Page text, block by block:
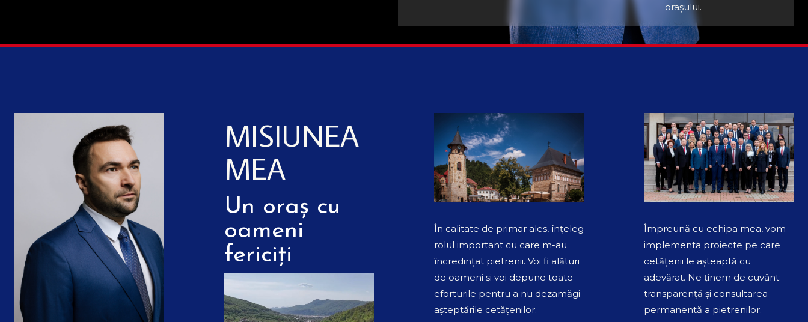
orașului.
MISIUNEA
MEA
Un oraș cu
oameni
fericiți
În calitate de primar ales, înțeleg
rolul important cu care m-au
încredințat pietrenii. Voi fi alături
de oameni și voi depune toate
eforturile pentru a nu dezamăgi
așteptările cetățenilor.
Împreună cu echipa mea, vom
implementa proiecte pe care
cetățenii le așteaptă cu
adevărat. Ne ținem de cuvânt:
transparență și consultarea
permanentă a pietrenilor.